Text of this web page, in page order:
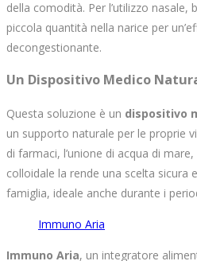
della comodità. Per l’utilizzo nasale,
piccola quantità nella narice per
decongestionante.
Un Dispositivo Medico
Questa soluzione è un dispositivo
un supporto naturale per le proprie
di farmaci, l’unione di acqua di
colloidale la rende una scelta sicura
famiglia, ideale anche durante i
Immuno Aria
Immuno Aria, un integratore